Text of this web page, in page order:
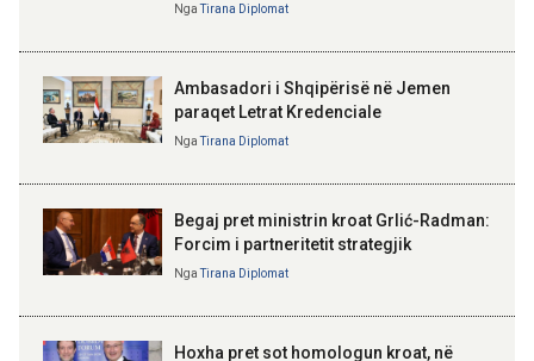
ekipet shqiptare për shpëtimin e
Kosovë!
100-vjetori i themelimit të
NgaTirana Diplomat
Ambasadori i Shqipërisë në Jemen
paraqet Letrat Kredenciale
NgaTirana Diplomat
Begaj pret ministrin kroat Grlić-Radman:
Forcim i partneritetit strategjik
NgaTirana Diplomat
Hoxha pret sot homologun kroat, në